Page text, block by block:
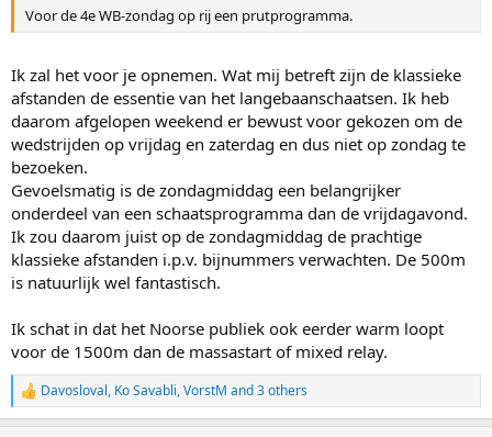
Voor de 4e WB-zondag op rij een prutprogramma.
Ik zal het voor je opnemen. Wat mij betreft zijn de klassieke
afstanden de essentie van het langebaanschaatsen. Ik heb
daarom afgelopen weekend er bewust voor gekozen om de
wedstrijden op vrijdag en zaterdag en dus niet op zondag te
bezoeken.
Gevoelsmatig is de zondagmiddag een belangrijker
onderdeel van een schaatsprogramma dan de vrijdagavond.
Ik zou daarom juist op de zondagmiddag de prachtige
klassieke afstanden i.p.v. bijnummers verwachten. De 500m
is natuurlijk wel fantastisch.
Ik schat in dat het Noorse publiek ook eerder warm loopt
voor de 1500m dan de massastart of mixed relay.
R
e
Davosloval, Ko Savabli,VorstM and 3 others